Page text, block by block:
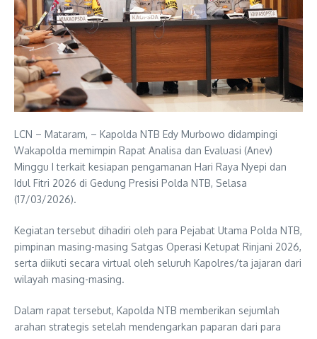
LCN – Mataram, – Kapolda NTB Edy Murbowo didampingi
Wakapolda memimpin Rapat Analisa dan Evaluasi (Anev)
Minggu I terkait kesiapan pengamanan Hari Raya Nyepi dan
Idul Fitri 2026 di Gedung Presisi Polda NTB, Selasa
(17/03/2026).
Kegiatan tersebut dihadiri oleh para Pejabat Utama Polda NTB,
pimpinan masing-masing Satgas Operasi Ketupat Rinjani 2026,
serta diikuti secara virtual oleh seluruh Kapolres/ta jajaran dari
wilayah masing-masing.
Dalam rapat tersebut, Kapolda NTB memberikan sejumlah
arahan strategis setelah mendengarkan paparan dari para